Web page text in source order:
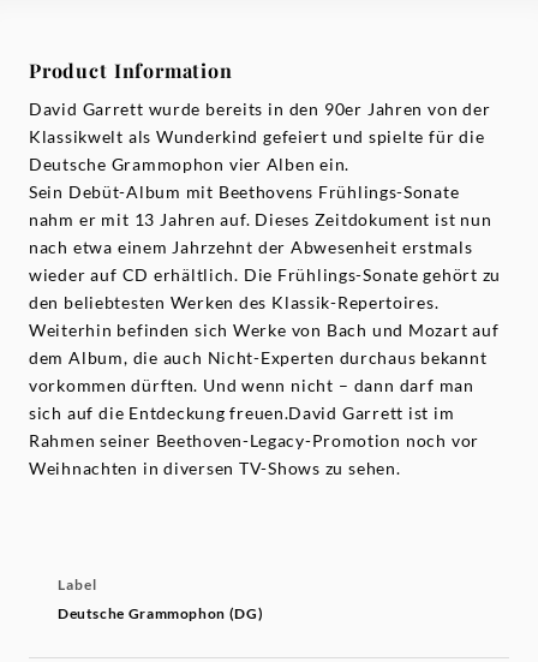
Product Information
David Garrett wurde bereits in den 90er Jahren von der
Klassikwelt als Wunderkind gefeiert und spielte für die
Deutsche Grammophon vier Alben ein.
Sein Debüt-Album mit Beethovens Frühlings-Sonate
nahm er mit 13 Jahren auf. Dieses Zeitdokument ist nun
nach etwa einem Jahrzehnt der Abwesenheit erstmals
wieder auf CD erhältlich. Die Frühlings-Sonate gehört zu
den beliebtesten Werken des Klassik-Repertoires.
Weiterhin befinden sich Werke von Bach und Mozart auf
dem Album, die auch Nicht-Experten durchaus bekannt
vorkommen dürften. Und wenn nicht – dann darf man
sich auf die Entdeckung freuen.David Garrett ist im
Rahmen seiner Beethoven-Legacy-Promotion noch vor
Weihnachten in diversen TV-Shows zu sehen.
Label
Deutsche Grammophon (DG)